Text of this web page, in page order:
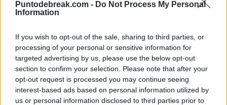
Puntodebreak.com - Do Not Process My Personal
Information
If you wish to opt-out of the sale, sharing to third parties, or
processing of your personal or sensitive information for
targeted advertising by us, please use the below opt-out
section to confirm your selection. Please note that after your
opt-out request is processed you may continue seeing
interest-based ads based on personal information utilized by
us or personal information disclosed to third parties prior to
Une journée pleine de spectacle s'est déroulée auWTA
nombreuses prétendantes à la gloire.Emma Navarro et
Mirra Andreevaont été éliminées par Zhang et
Siegemund, respectivement, dans ce qui a été les
grandes surprises d'une journée où Ostapenko a dû se
retirer blessée face à Cirstea.